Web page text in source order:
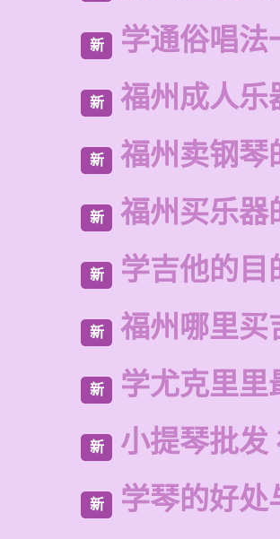
新 学通俗唱法
新 福州成人乐
新 福州卖钢琴
新 福州买乐器
新 学吉他的目
新 福州哪里买
新 学尤克里里
新 小提琴批发
新 学琴的好处